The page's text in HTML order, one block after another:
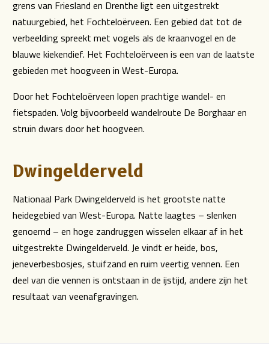
grens van Friesland en Drenthe ligt een uitgestrekt
natuurgebied, het Fochteloërveen. Een gebied dat tot de
verbeelding spreekt met vogels als de kraanvogel en de
blauwe kiekendief. Het Fochteloërveen is een van de laatste
gebieden met hoogveen in West-Europa.
Door het Fochteloërveen lopen prachtige wandel- en
fietspaden. Volg bijvoorbeeld wandelroute De Borghaar en
struin dwars door het hoogveen.
Dwingelderveld
Nationaal Park Dwingelderveld is het grootste natte
heidegebied van West-Europa. Natte laagtes – slenken
genoemd – en hoge zandruggen wisselen elkaar af in het
uitgestrekte Dwingelderveld. Je vindt er heide, bos,
jeneverbesbosjes, stuifzand en ruim veertig vennen. Een
deel van die vennen is ontstaan in de ijstijd, andere zijn het
resultaat van veenafgravingen.